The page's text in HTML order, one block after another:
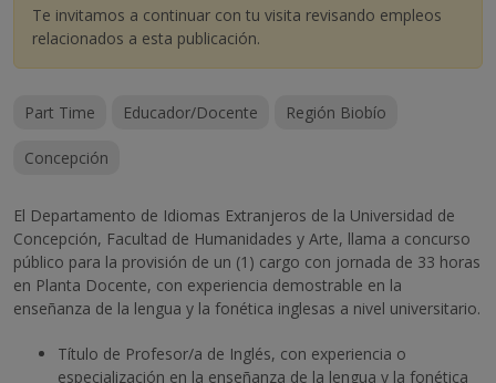
Te invitamos a continuar con tu visita revisando empleos
relacionados a esta publicación.
Part Time Educador/Docente Región Biobío
Concepción
El Departamento de Idiomas Extranjeros de la Universidad de
Concepción, Facultad de Humanidades y Arte, llama a concurso
público para la provisión de un (1) cargo con jornada de 33 horas
en Planta Docente, con experiencia demostrable en la
enseñanza de la lengua y la fonética inglesas a nivel universitario.
Título de Profesor/a de Inglés, con experiencia o
especialización en la enseñanza de la lengua y la fonética